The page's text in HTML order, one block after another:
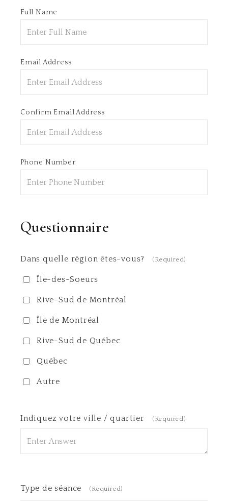
Full Name
Email Address
Confirm Email Address
Phone Number
Questionnaire
Dans quelle région êtes-vous? (Required)
Île-des-Soeurs
Rive-Sud de Montréal
Île de Montréal
Rive-Sud de Québec
Québec
Autre
Indiquez votre ville / quartier (Required)
Type de séance (Required)